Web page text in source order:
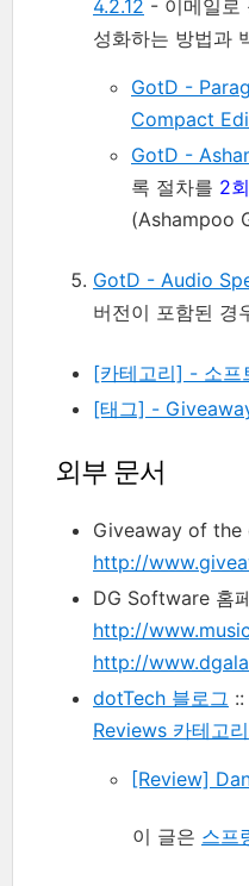
4.2.12 - 이메일로
성화하는 방법과
GotD -
Compact
GotD -
록 절차를 2회
(Ashampoo
GotD - Audio
버전이 포함된 경
[카테고리] - 소
[태그] -
외부 문서
Giveaway of the
http://
DG Software 홈
http://
http://
dotTech 블로그 ::
Reviews 카테고리
[Review]
이 글은 스프